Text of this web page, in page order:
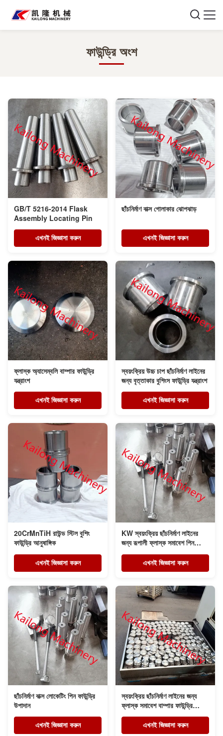
ফাউন্ড্রি অংশ
GB/T 5216-2014 Flask
Assembly Locating Pin
এখনই জিজ্ঞাসা করুন
ছাঁচনির্মাণ বাক্স গোলাকার ঝোপঝাড়
এখনই জিজ্ঞাসা করুন
ফ্লাস্ক অ্যাসেম্বলি বাম্পার ফাউন্ড্রি
যন্ত্রাংশ
এখনই জিজ্ঞাসা করুন
স্বয়ংক্রিয় উচ্চ চাপ ছাঁচনির্মাণ লাইনের
জন্য বৃত্তাকার বুশিংস ফাউন্ড্রি যন্ত্রাংশ
এখনই জিজ্ঞাসা করুন
20CrMnTiH রাউন্ড স্টিল বুশিং
ফাউন্ড্রি আনুষাঙ্গিক
এখনই জিজ্ঞাসা করুন
KW স্বয়ংক্রিয় ছাঁচনির্মাণ লাইনের
জন্য রূপালী ফ্লাস্ক সমাবেশ পিন
ফাউন্ড্রি যন্ত্রাংশ
এখনই জিজ্ঞাসা করুন
ছাঁচনির্মাণ বাক্স লোকেটিং পিন ফাউন্ড্রি
উপাদান
এখনই জিজ্ঞাসা করুন
স্বয়ংক্রিয় ছাঁচনির্মাণ লাইনের জন্য
ফ্লাস্ক সমাবেশ বাম্পার ফাউন্ড্রি
যন্ত্রাংশ
এখনই জিজ্ঞাসা করুন